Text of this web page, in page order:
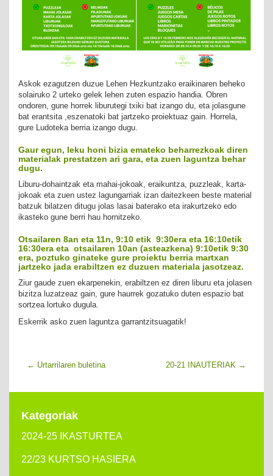
Askok ezagutzen duzue Lehen Hezkuntzako eraikinaren beheko
solairuko 2 urteko gelek lehen zuten espazio handia. Obren
ondoren, gune horrek liburutegi txiki bat izango du, eta jolasgune
bat erantsita ,eszenatoki bat jartzeko proiektuaz gain. Horrela,
gure Ludoteka berria izango dugu.
Gaur egun, leku honi bizia emateko beharrezkoak diren
materialak prestatzen ari gara, eta zuen laguntza behar
dugu.
Liburu-dohaintzak eta mahai-jokoak, eraikuntza, puzzleak, karta-
jokoak eta zuen ustez lagungarriak izan daitezkeen beste material
batzuk bilatzen ditugu jolas lasai baterako eta irakurtzeko edo
ikasteko gune berri hau hornitzeko.
Otsailaren 8an eta 11n, 9:10 etik 9:30era eta 16:10etik
16:30era eta otsailaren 10an (asteazkena) 9:10etik 9:30
era, poztuko ginateke gure proiektu berria martxan
jartzeko jada erabiltzen ez duzuen materiala jasotzeaz.
Ziur gaude zuen ekarpenekin, erabiltzen ez diren liburu eta jolasen
bizitza luzatzeaz gain, gure haurrek gozatuko duten espazio bat
sortzea lortuko dugula.
Eskerrik asko zuen laguntza garrantzitsuagatik!
← Urtarrilaren buletina 20-21 INAUTERIAK →
Kategoriak
2024-25 IKASTURTEA
22/23 KURTSO HASIERA